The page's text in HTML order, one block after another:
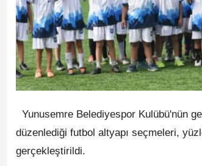
Yunusemre Belediyespor Kulübü'nün
düzenlediği futbol altyapı seçmeleri,
gerçekleştirildi.